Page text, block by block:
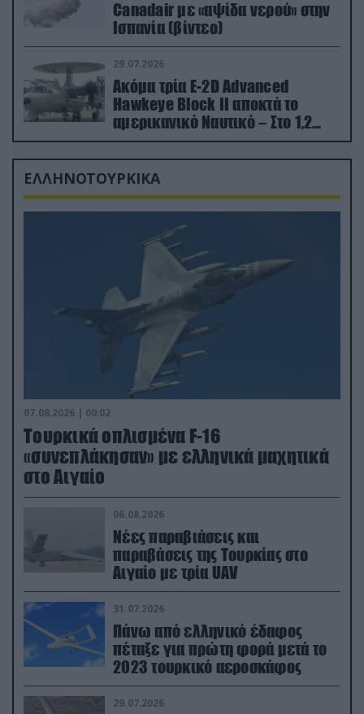
Canadair με «αψίδα νερού» στην
Ισπανία (βίντεο)
29.07.2026
Ακόμα τρία E-2D Advanced
Hawkeye Block II αποκτά το
αμερικανικό Ναυτικό – Στο 1,2
δισ.δολάρια το κόστος
ΕΛΛΗΝΟΤΟΥΡΚΙΚΑ
07.08.2026 | 00:02
Τουρκικά οπλισμένα F-16
«συνεπλάκησαν» με ελληνικά μαχητικά
στο Αιγαίο
06.08.2026
Νέες παραβιάσεις και
παραβάσεις της Τουρκίας στο
Αιγαίο με τρία UAV
31.07.2026
Πάνω από ελληνικό έδαφος
πέταξε για πρώτη φορά μετά το
2023 τουρκικό αεροσκάφος
29.07.2026